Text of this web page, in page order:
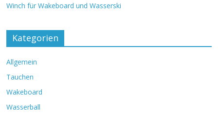
Winch für Wakeboard und Wasserski
Kategorien
Allgemein
Tauchen
Wakeboard
Wasserball